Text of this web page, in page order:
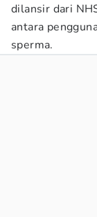
dilansir dari
antara
sperma.